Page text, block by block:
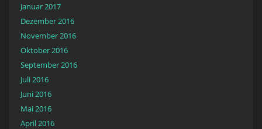
Januar 2017
Dezember 2016
November 2016
Oktober 2016
September 2016
Juli 2016
Juni 2016
Mai 2016
April 2016